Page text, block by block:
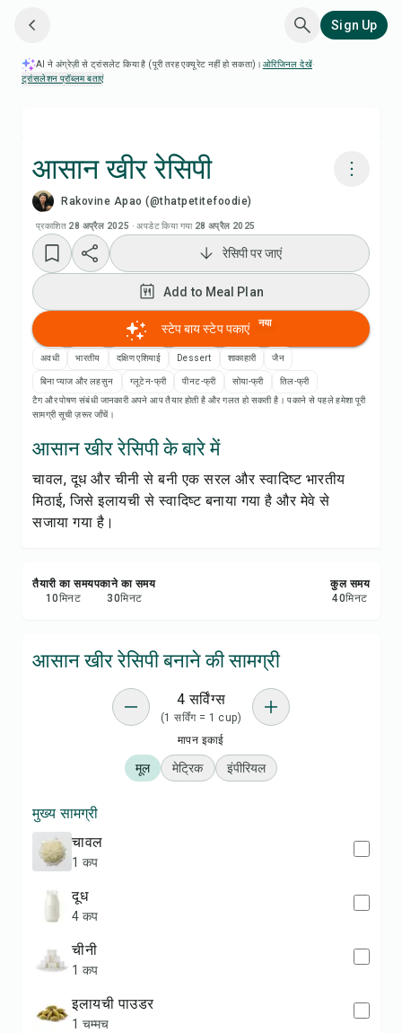
Sign Up
AI ने अंग्रेज़ी से ट्रांसलेट किया है (पूरी तरह एक्यूरेट नहीं हो सकता)। ओरिजिनल देखें·
ट्रांसलेशन प्रॉब्लम बताएं
आसान खीर रेसिपी
Rakovine Apao (@thatpetitefoodie)
प्रकाशित 28 अप्रैल 2025 ·अपडेट किया गया 28 अप्रैल 2025
रेसिपी वीडियो देखें
Add to Meal Plan
Add to Shopping List
रेसिपी नोट्स
रेसिपी प्रिंट करें
सेव करें
रेसिपी पर जाएं
Add to Meal Plan
स्टेप बाय स्टेप पकाएं नया
अवधी भारतीय दक्षिण एशियाई Dessert शाकाहारी जैन
बिना प्याज और लहसुन ग्लूटेन-फ्री पीनट-फ्री सोया-फ्री
तिल-फ्री
टैग और पोषण संबंधी जानकारी अपने आप तैयार होती है और गलत हो सकती है। पकाने से पहले हमेशा पूरी
सामग्री सूची ज़रूर जाँचें।
आसान खीर रेसिपी के बारे में
चावल, दूध और चीनी से बनी एक सरल और स्वादिष्ट भारतीय
मिठाई, जिसे इलायची से स्वादिष्ट बनाया गया है और मेवे से
सजाया गया है।
तैयारी का समय
10मिनट
पकाने का समय
30मिनट
कुल समय
40मिनट
आसान खीर रेसिपी बनाने की सामग्री
4 सर्विंग्स
(1 सर्विंग = 1 cup)
मापन इकाई
मूल मेट्रिक इंपीरियल
मुख्य सामग्री
चावल
1 कप
दूध
4 कप
चीनी
1 कप
इलायची पाउडर
1 चम्मच